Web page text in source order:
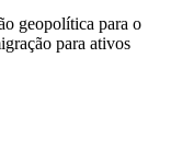
geopolítica para o
para ativos